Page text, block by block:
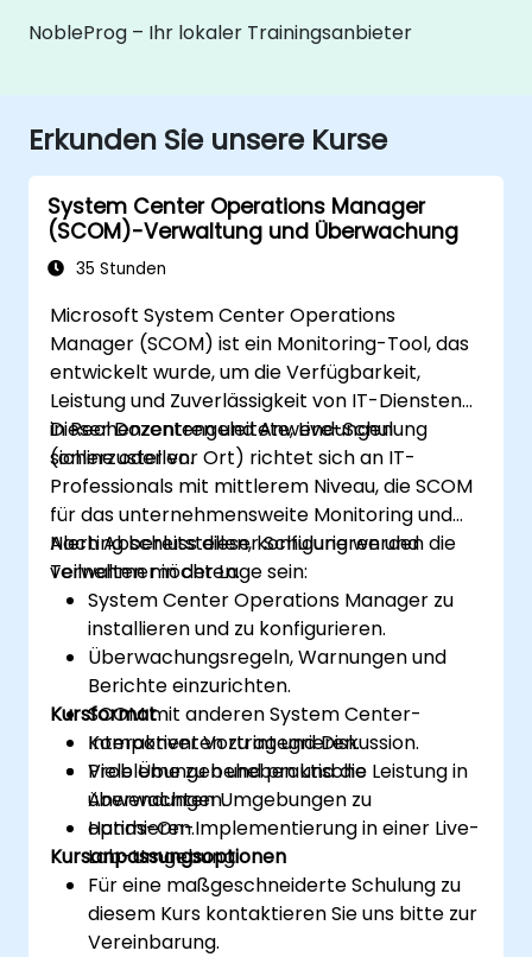
NobleProg – Ihr lokaler Trainingsanbieter
Erkunden Sie unsere Kurse
System Center Operations Manager
(SCOM)-Verwaltung und Überwachung
35 Stunden
Microsoft System Center Operations
Manager (SCOM) ist ein Monitoring-Tool, das
entwickelt wurde, um die Verfügbarkeit,
Leistung und Zuverlässigkeit von IT-Diensten
in Rechenzentren und Anwendungen
sicherzustellen.
Dieser Dozentengeleitete, Live-Schulung
(online oder vor Ort) richtet sich an IT-
Professionals mit mittlerem Niveau, die SCOM
für das unternehmensweite Monitoring und
Alerting bereitstellen, konfigurieren und
verwalten möchten.
Nach Abschluss dieser Schulung werden die
Teilnehmer in der Lage sein:
System Center Operations Manager zu
installieren und zu konfigurieren.
Überwachungsregeln, Warnungen und
Berichte einzurichten.
SCOM mit anderen System Center-
Komponenten zu integrieren.
Probleme zu beheben und die Leistung in
überwachten Umgebungen zu
optimieren.
Kursformat
Interaktiver Vortrag und Diskussion.
Viele Übungen und praktische
Anwendungen.
Hands-On-Implementierung in einer Live-
Lab-Umgebung.
Kursanpassungsoptionen
Für eine maßgeschneiderte Schulung zu
diesem Kurs kontaktieren Sie uns bitte zur
Vereinbarung.